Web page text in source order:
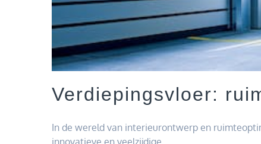
Verdiepingsvloer:
In de wereld van interieurontwerp en
innovatieve en veelzijdige…